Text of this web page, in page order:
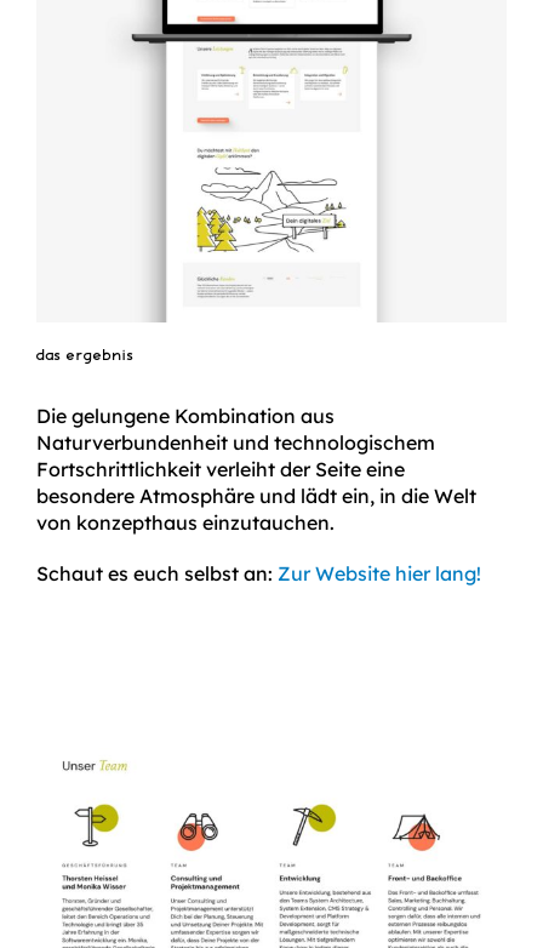
das ergebnis
Die gelungene Kombination aus
Naturverbundenheit und technologischem
Fortschrittlichkeit verleiht der Seite eine
besondere Atmosphäre und lädt ein, in die Welt
von konzepthaus einzutauchen.
Schaut es euch selbst an: Zur Website hier lang!